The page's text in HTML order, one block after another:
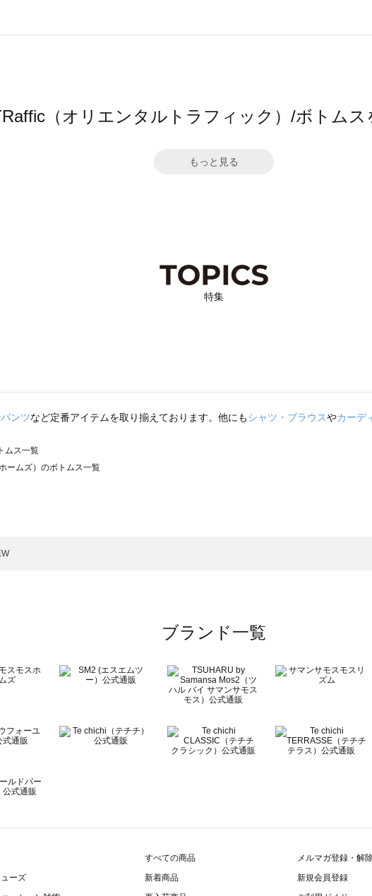
（オリエンタルトラフィック）/ボトム
もっと見る
特集
パンツなど定番アイテムを取り揃えております。他にもシャツ・ブラウスやカーデ
ムス一覧
ームズ）のボトムス一覧
マンサモスモス）のボトムス一覧
ーゴム）のボトムス一覧
ムス一覧
ブランド一覧
ーズ
すべての商品
新着商品
メルマガ登録・解
新規会員登録